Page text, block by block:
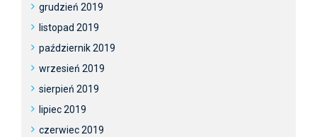
grudzień 2019
listopad 2019
październik 2019
wrzesień 2019
sierpień 2019
lipiec 2019
czerwiec 2019